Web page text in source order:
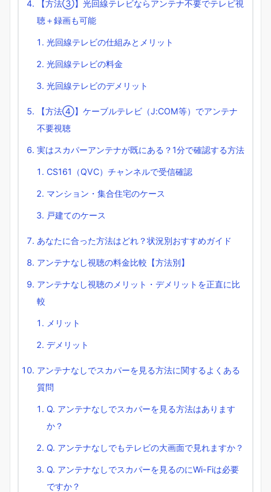
【方法③】光回線テレビならアンテナ不要でテレビ視
聴＋録画も可能
光回線テレビの仕組みとメリット
光回線テレビの料金
光回線テレビのデメリット
【方法④】ケーブルテレビ（J:COM等）でアンテナ
不要視聴
実はスカパーアンテナが既にある？1分で確認する方法
CS161（QVC）チャンネルで受信確認
マンション・集合住宅のケース
戸建てのケース
あなたに合った方法はどれ？状況別おすすめガイド
アンテナなし視聴の料金比較【方法別】
アンテナなし視聴のメリット・デメリットを正直に比
較
メリット
デメリット
アンテナなしでスカパーを見る方法に関するよくある
質問
Q. アンテナなしでスカパーを見る方法はあります
か？
Q. アンテナなしでもテレビの大画面で見れますか？
Q. アンテナなしでスカパーを見るのにWi-Fiは必要
ですか？